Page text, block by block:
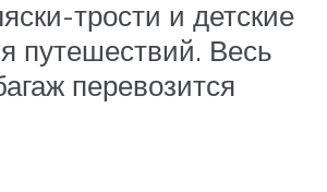
трости и детские
путешествий. Весь
перевозится